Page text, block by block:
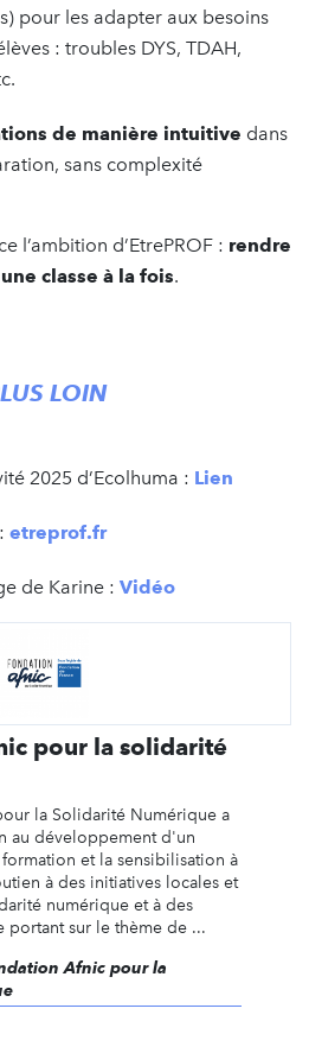
pour les adapter aux besoins
: troubles DYS, TDAH,
de manière intuitive dans
sans complexité
l’ambition d’EtrePROF : rendre
classe à la fois.
LOIN
2025 d’Ecolhuma : Lien
etreprof.fr
de Karine : Vidéo
pour la solidarité
la Solidarité Numérique a
au développement d'un
et la sensibilisation à
à des initiatives locales et
numérique et à des
portant sur le thème de ...
Afnic pour la